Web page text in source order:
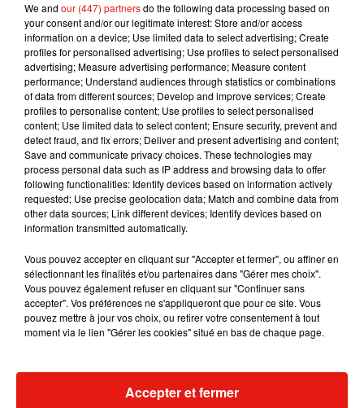
Petite pensée romantique pour vous souhaiter une bonne
journée �xÊ�SÈxR� Plein d’énormes bisous à tous... ❤️
�xS�x".. et bon dimanche...�xÊ
Une publication partagée parLoana(@loana_karesdanje) le
7 août 2026
RÜFÜS DU SOL annonce un nouvel
album après sa tournée mondiale
We and our (447) partnersdo the following data processing based on
your consent and/or our legitimate interest: Store and/or access
information on a device; Use limited data to select advertising; Create
profiles for personalised advertising; Use profiles to select personalised
advertising; Measure advertising performance; Measure content
performance; Understand audiences through statistics or combinations
of data from different sources; Develop and improve services; Create
profiles to personalise content; Use profiles to select personalised
content; Use limited data to select content; Ensure security, prevent and
detect fraud, and fix errors; Deliver and present advertising and content;
Save and communicate privacy choices. These technologies may
process personal data such as IP address and browsing data to offer
following functionalities: Identify devices based on information actively
requested; Use precise geolocation data; Match and combine data from
other data sources; Link different devices; Identify devices based on
information transmitted automatically.
Vous pouvez accepter en cliquant sur "Accepter et fermer", ou affiner en
sélectionnant les finalités et/ou partenaires dans "Gérer mes choix".
Vous pouvez également refuser en cliquant sur "Continuer sans
accepter". Vos préférences ne s'appliqueront que pour ce site. Vous
pouvez mettre à jour vos choix, ou retirer votre consentement à tout
moment via le lien "Gérer les cookies" situé en bas de chaque page.
Accepter et fermer